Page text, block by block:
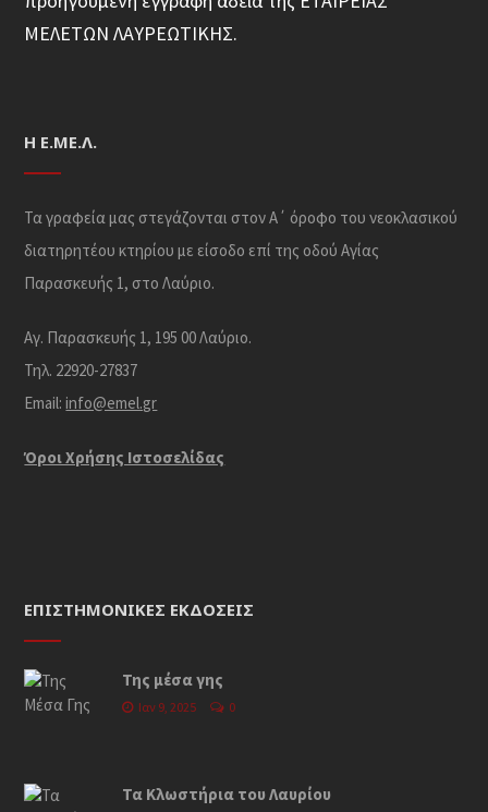
ΜΕΛΕΤΩΝ ΛΑΥΡΕΩΤΙΚΗΣ.
Η Ε.ΜΕ.Λ.
Τα γραφεία μας στεγάζονται στον Α΄ όροφο του νεοκλασικού
διατηρητέου κτηρίου με είσοδο επί της οδού Αγίας
Παρασκευής 1, στο Λαύριο.
Αγ. Παρασκευής 1, 195 00 Λαύριο.
Τηλ. 22920-27837
Email:info@emel.gr
Όροι Χρήσης Iστοσελίδας
ΕΠΙΣΤΗΜΟΝΙΚΈΣ ΕΚΔΌΣΕΙΣ
Της μέσα γης
Ιαν 9, 2025 0
Τα Κλωστήρια του Λαυρίου